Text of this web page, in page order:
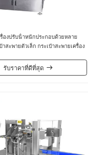
รื่องปรับน้ําหนักประกอบด้วยหลาย
สะพายตัวเล็ก กระเป๋าสะพายเครื่อง
รับราคาที่ดีที่สุด